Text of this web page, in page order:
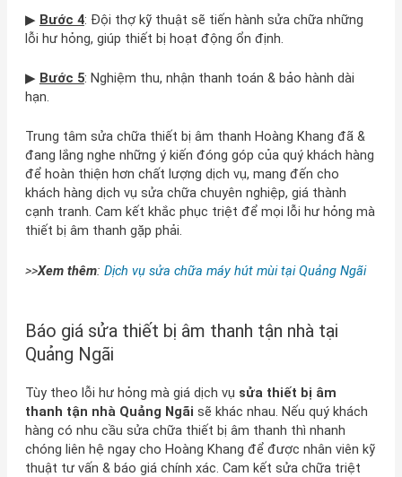
▶ Bước 4: Đội thợ kỹ thuật sẽ tiến hành sửa chữa những
lỗi hư hỏng, giúp thiết bị hoạt động ổn định.
▶ Bước 5: Nghiệm thu, nhận thanh toán & bảo hành dài
hạn.
Trung tâm sửa chữa thiết bị âm thanh Hoàng Khang đã &
đang lắng nghe những ý kiến đóng góp của quý khách hàng
để hoàn thiện hơn chất lượng dịch vụ, mang đến cho
khách hàng dịch vụ sửa chữa chuyên nghiệp, giá thành
cạnh tranh. Cam kết khắc phục triệt để mọi lỗi hư hỏng mà
thiết bị âm thanh gặp phải.
>>Xem thêm: Dịch vụ sửa chữa máy hút mùi tại Quảng Ngãi
Báo giá sửa thiết bị âm thanh tận nhà tại
Quảng Ngãi
Tùy theo lỗi hư hỏng mà giá dịch vụ sửa thiết bị âm
thanh tận nhà Quảng Ngãi sẽ khác nhau. Nếu quý khách
hàng có nhu cầu sửa chữa thiết bị âm thanh thì nhanh
chóng liên hệ ngay cho Hoàng Khang để được nhân viên kỹ
thuật tư vấn & báo giá chính xác. Cam kết sửa chữa triệt